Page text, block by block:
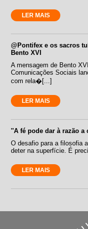
LER MAIS
@Pontifex e os sacros
Bento XVI
A mensagem de Bento
Comunicações Sociais
com rela�[...]
LER MAIS
''A fé pode dar à razão a
O desafio para a filosofia
deter na superfície. É
LER MAIS